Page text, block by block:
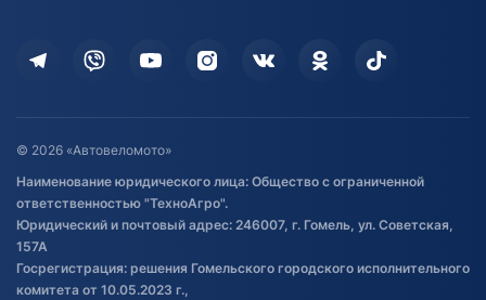
Дополнительные услуги
Оставить отзыв
Договор публичной оферты
Обработка файлов cookie
Постановка транспорта на учет
Обновления в ЭПТС 2024
© 2026 «Автовеломото»
Наименование юридического лица: Общество с ограниченной
ответственностью "ТехноАгро".
Юридический и почтовый адрес: 246007, г. Гомель, ул. Советская,
157А
Госрегистрация: решения Гомельского городского исполнительного
комитета от 10.05.2023 г.,